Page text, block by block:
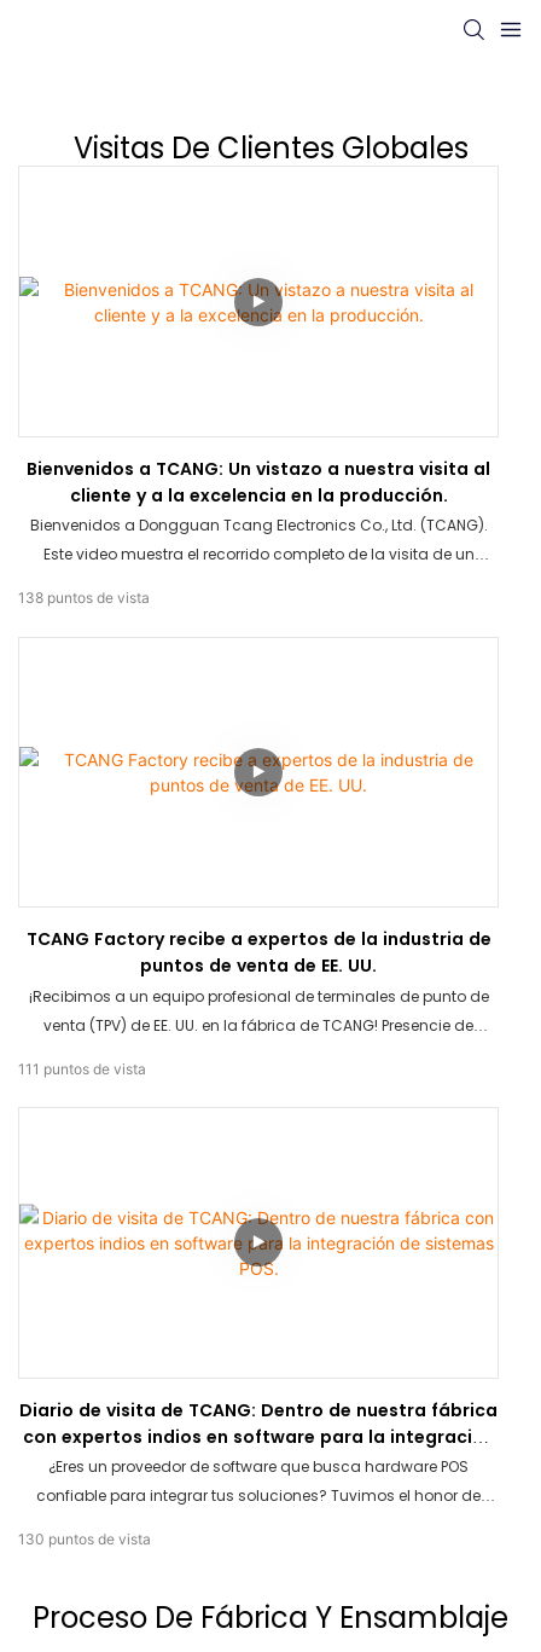
Visitas De Clientes Globales
Bienvenidos a TCANG: Un vistazo a nuestra visita al
cliente y a la excelencia en la producción.
Bienvenidos a Dongguan Tcang Electronics Co., Ltd. (TCANG).
Este video muestra el recorrido completo de la visita de un
fábrica hasta reuniones de trabajo en profundidad. Descubra
cómo mantenemos altos estándares en la fabricación de
138 puntos de vista
TCANG Factory recibe a expertos de la industria de
puntos de venta de EE. UU.
¡Recibimos a un equipo profesional de terminales de punto de
venta (TPV) de EE. UU. en la fábrica de TCANG! Presencie de
TPV de aluminio de alta gama y quioscos de autoservicio con
pantalla grande en nuestra sala de exposición. Una visita clave
111 puntos de vista
Diario de visita de TCANG: Dentro de nuestra fábrica
con expertos indios en software para la integración
de sistemas POS.
¿Eres un proveedor de software que busca hardware POS
confiable para integrar tus soluciones? Tuvimos el honor de
India en la fábrica de TCANG. Este videoblog documenta su
de reuniones hasta las profundas discusiones sobre los
requisitos técnicos y las pruebas de producto de primera mano.
130 puntos de vista
Proceso De Fábrica Y Ensamblaje